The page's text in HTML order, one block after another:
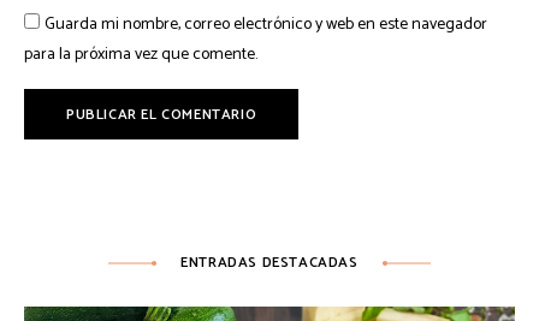
Guarda mi nombre, correo electrónico y web en este navegador
para la próxima vez que comente.
ENTRADAS DESTACADAS